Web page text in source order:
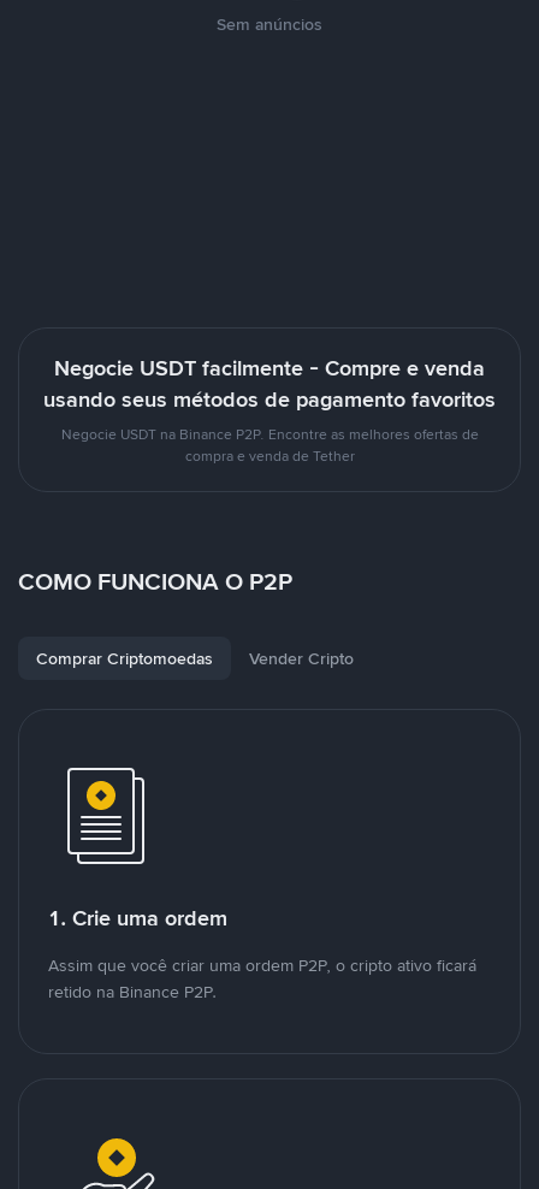
Sem anúncios
Negocie USDT facilmente - Compre e venda
usando seus métodos de pagamento favoritos
Negocie USDT na Binance P2P. Encontre as melhores ofertas de
compra e venda de Tether
COMO FUNCIONA O P2P
Comprar Criptomoedas Vender Cripto
1. Crie uma ordem
Assim que você criar uma ordem P2P, o cripto ativo ficará
retido na Binance P2P.